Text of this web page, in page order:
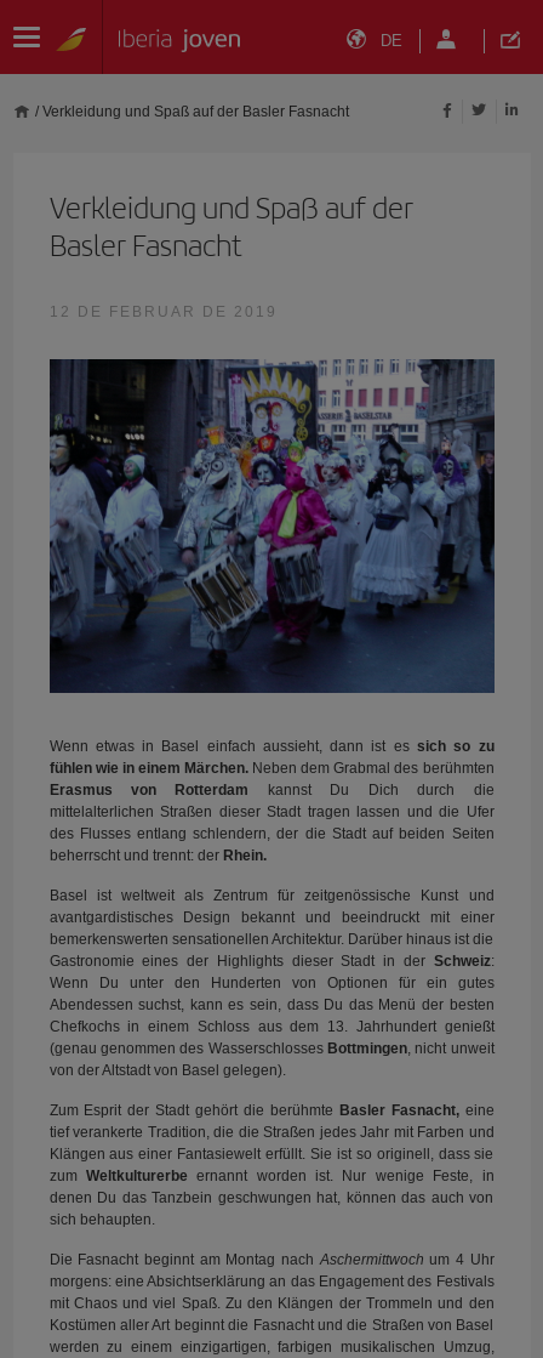
DE
/ Verkleidung und Spaß auf der Basler Fasnacht
Verkleidung und Spaß auf der
Basler Fasnacht
12 DE FEBRUAR DE 2019
Wenn etwas in Basel einfach aussieht, dann ist es sich so zu
fühlen wie in einem Märchen.Neben dem Grabmal des berühmten
Erasmus von Rotterdam kannst Du Dich durch die
mittelalterlichen Straßen dieser Stadt tragen lassen und die Ufer
des Flusses entlang schlendern, der die Stadt auf beiden Seiten
beherrscht und trennt: derRhein.
Basel ist weltweit als Zentrum für zeitgenössische Kunst und
avantgardistisches Design bekannt und beeindruckt mit einer
bemerkenswerten sensationellen Architektur. Darüber hinaus ist die
Gastronomie eines der Highlights dieser Stadt in der Schweiz:
Wenn Du unter den Hunderten von Optionen für ein gutes
Abendessen suchst, kann es sein, dass Du das Menü der besten
Chefkochs in einem Schloss aus dem 13. Jahrhundert genießt
(genau genommen des Wasserschlosses Bottmingen, nicht unweit
von der Altstadt von Basel gelegen).
Zum Esprit der Stadt gehört die berühmte Basler Fasnacht, eine
tief verankerte Tradition, die die Straßen jedes Jahr mit Farben und
Klängen aus einer Fantasiewelt erfüllt. Sie ist so originell, dass sie
zum Weltkulturerbeernannt worden ist. Nur wenige Feste, in
denen Du das Tanzbein geschwungen hat, können das auch von
sich behaupten.
Die Fasnacht beginnt am Montag nachAschermittwoch um 4 Uhr
morgens: eine Absichtserklärung an das Engagement des Festivals
mit Chaos und viel Spaß. Zu den Klängen der Trommeln und den
Kostümen aller Art beginnt die Fasnacht und die Straßen von Basel
werden zu einem einzigartigen, farbigen musikalischen Umzug,